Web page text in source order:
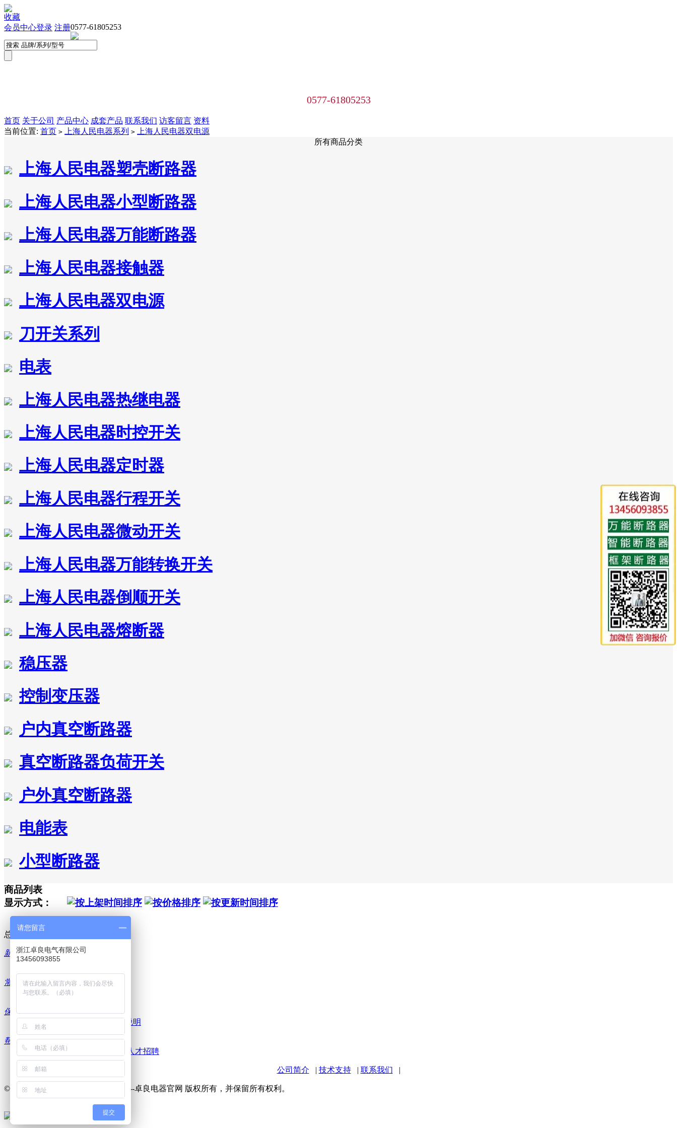
收藏
0577-61805253
登录 注册
会员中心
0577-61805253
首页 关于公司 产品中心 成套产品 联系我们 访客留言 资料
当前位置: 首页 > 上海人民电器系列 >
上海人民电器双电源
所有商品分类
上海人民电器塑壳断路器
上海人民电器小型断路器
上海人民电器万能断路器
上海人民电器接触器
上海人民电器双电源
刀开关系列
电表
上海人民电器热继电器
上海人民电器时控开关
上海人民电器定时器
上海人民电器行程开关
上海人民电器微动开关
上海人民电器万能转换开关
上海人民电器倒顺开关
上海人民电器熔断器
稳压器
控制变压器
户内真空断路器
真空断路器负荷开关
户外真空断路器
电能表
小型断路器
商品列表
显示方式：
总计
新手
售后流程
常识
如何享受质保
保障
服务保障
保修说明
帮助
商务合作 分销加盟 人才招聘
公司简介 | 技术支持| 联系我们 |
© 2005-2026 浙江卓良电气有限公司--卓良电器官网 版权所有，并保留所有权利。
请您留言
浙江卓良电气有限公司
13456093855
提交